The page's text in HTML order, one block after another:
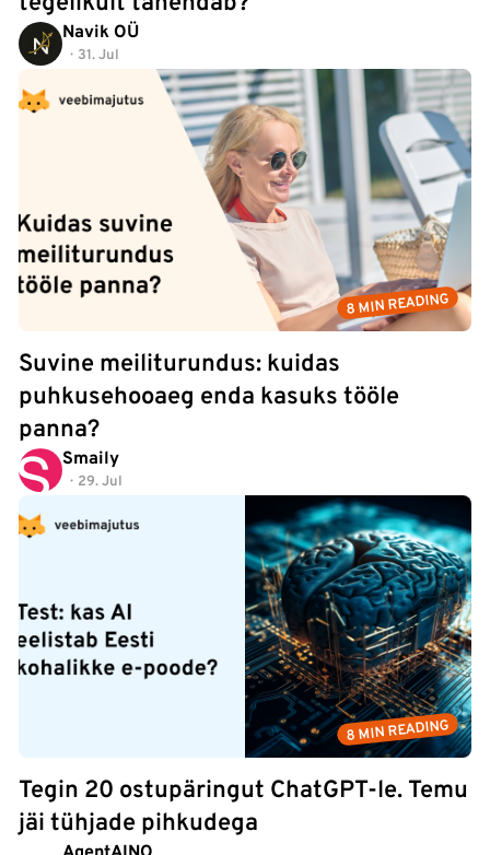
Navik OÜ
31. Jul
8 MIN READING
Suvine meiliturundus: kuidas
puhkusehooaeg enda kasuks tööle
panna?
Smaily
29. Jul
8 MIN READING
Tegin 20 ostupäringut ChatGPT-le. Temu
jäi tühjade pihkudega